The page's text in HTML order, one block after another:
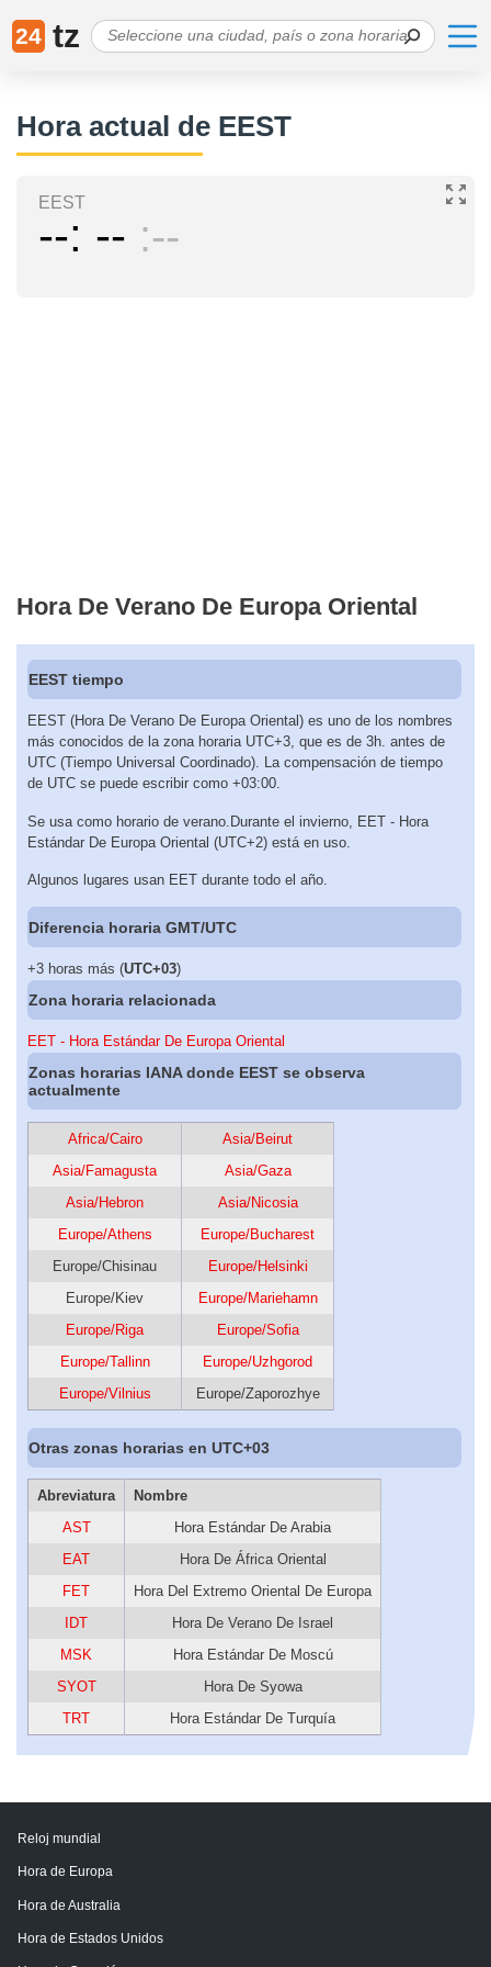
24 tz
Hora actual de EEST
EEST
-- -- --
Hora De Verano De Europa Oriental
EEST tiempo
EEST (Hora De Verano De Europa Oriental) es uno de los nombres
más conocidos de la zona horaria UTC+3, que es de 3h. antes de
UTC (Tiempo Universal Coordinado). La compensación de tiempo
de UTC se puede escribir como +03:00.
Se usa como horario de verano.Durante el invierno, EET - Hora
Estándar De Europa Oriental (UTC+2) está en uso.
Algunos lugares usan EET durante todo el año.
Diferencia horaria GMT/UTC
+3 horas más (UTC+03)
Zona horaria relacionada
EET - Hora Estándar De Europa Oriental
Zonas horarias IANA donde EEST se observa
actualmente
Africa/Cairo
Asia/Beirut
Asia/Famagusta
Asia/Gaza
Asia/Hebron
Asia/Nicosia
Europe/Athens
Europe/Bucharest
Europe/Chisinau
Europe/Helsinki
Europe/Kiev
Europe/Mariehamn
Europe/Riga
Europe/Sofia
Europe/Tallinn
Europe/Uzhgorod
Europe/Vilnius
Europe/Zaporozhye
Otras zonas horarias en UTC+03
Abreviatura
Nombre
AST
Hora Estándar De Arabia
EAT
Hora De África Oriental
FET
Hora Del Extremo Oriental De Europa
IDT
Hora De Verano De Israel
MSK
Hora Estándar De Moscú
SYOT
Hora De Syowa
TRT
Hora Estándar De Turquía
Reloj mundial
Hora de Europa
Hora de Australia
Hora de Estados Unidos